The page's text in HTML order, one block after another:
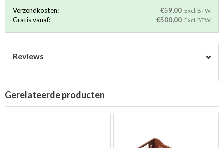
Verzendkosten: €59,00 Excl. BTW
Gratis vanaf: €500,00 Excl. BTW
Reviews
Gerelateerde producten